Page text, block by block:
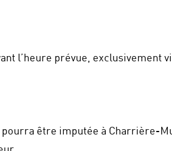
l’heure prévue, exclusivement
être imputée à Charrière-